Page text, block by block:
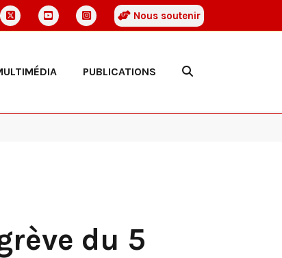
Nous soutenir
PUBLICATIONS
du 5